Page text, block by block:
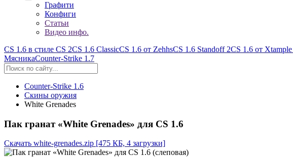
Графити
Конфиги
Статьи
Видео инфо.
CS 1.6 в стиле CS 2CS 1.6 ClassicCS 1.6 от ZehhsCS 1.6 Standoff 2CS 1.6 от Xtample
МясникаCounter-Strike 1.7
Counter-Strike 1.6
Скины оружия
White Grenades
Пак гранат «White Grenades» для CS 1.6
Скачать white-grenades.zip [475 КБ, 4 загрузки]